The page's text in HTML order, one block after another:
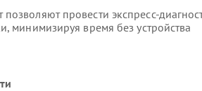
провести экспресс-
минимизируя время без устройства